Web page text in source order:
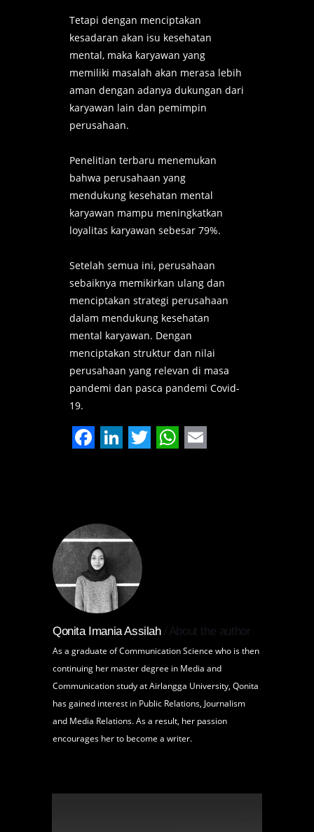
Tetapi dengan menciptakan
kesadaran akan isu kesehatan
mental, maka karyawan yang
memiliki masalah akan merasa lebih
aman dengan adanya dukungan dari
karyawan lain dan pemimpin
perusahaan.
Penelitian terbaru menemukan
bahwa perusahaan yang
mendukung kesehatan mental
karyawan mampu meningkatkan
loyalitas karyawan sebesar 79%.
Setelah semua ini, perusahaan
sebaiknya memikirkan ulang dan
menciptakan strategi perusahaan
dalam mendukung kesehatan
mental karyawan. Dengan
menciptakan struktur dan nilai
perusahaan yang relevan di masa
pandemi dan pasca pandemi Covid-
19.
Qonita Imania Assilah About the author
As a graduate of Communication Science who is then
continuing her master degree in Media and
Communication study at Airlangga University, Qonita
has gained interest in Public Relations, Journalism
and Media Relations. As a result, her passion
encourages her to become a writer.